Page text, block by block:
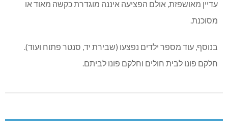
עדיין מאושפזת, אולם הפציעה איננה מוגדרת כקשה מאוד או
מסוכנת.
בנוסף, עוד מספר ילדים נפצעו (שבירת יד, סנטר פתוח ועוד).
חלקם פונו לבית חולים וחלקם פונו לביתם.